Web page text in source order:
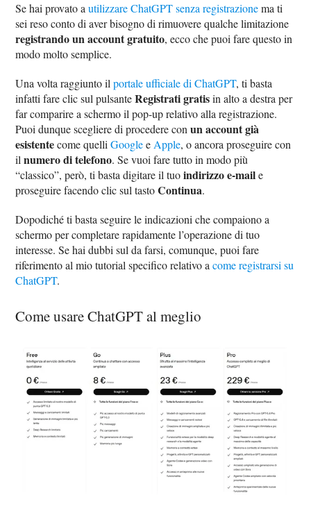
Se hai provato autilizzare ChatGPT senza registrazionema ti
sei reso conto di aver bisogno di rimuovere qualche limitazione
registrando un account gratuito, ecco che puoi fare questo in
modo molto semplice.
Una volta raggiunto ilportale ufficiale di ChatGPT, ti basta
infatti fare clic sul pulsanteRegistrati gratisin alto a destra per
far comparire a schermo il pop-up relativo alla registrazione.
Puoi dunque scegliere di procedere conun account già
esistentecome quelliGooglee Apple, o ancora proseguire con
ilnumero di telefono. Se vuoi fare tutto in modo più
“classico”, però, ti basta digitare il tuoindirizzo e-maile
proseguire facendo clic sul tastoContinua.
Dopodiché ti basta seguire le indicazioni che compaiono a
schermo per completare rapidamente l’operazione di tuo
interesse. Se hai dubbi sul da farsi, comunque, puoi fare
riferimento al mio tutorial specifico relativo acome registrarsi su
ChatGPT.
Come usare ChatGPT al meglio